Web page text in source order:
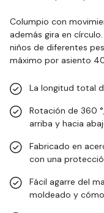
Columpio con
además gira en
niños de diferentes
máximo por asiento
La longitud total
Rotación de 360
arriba y hacia
Fabricado en
con una
Fácil agarre del
moldeado y